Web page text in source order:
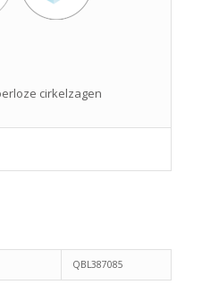
cirkelzagen
QBL387085